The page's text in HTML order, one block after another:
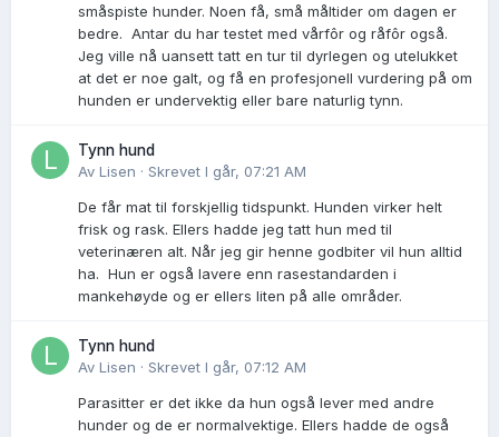
småspiste hunder. Noen få, små måltider om dagen er
bedre. Antar du har testet med vårfôr og råfôr også.
Jeg ville nå uansett tatt en tur til dyrlegen og utelukket
at det er noe galt, og få en profesjonell vurdering på om
hunden er undervektig eller bare naturlig tynn.
Tynn hund
Av Lisen · Skrevet I går, 07:21 AM
De får mat til forskjellig tidspunkt. Hunden virker helt
frisk og rask. Ellers hadde jeg tatt hun med til
veterinæren alt. Når jeg gir henne godbiter vil hun alltid
ha. Hun er også lavere enn rasestandarden i
mankehøyde og er ellers liten på alle områder.
Tynn hund
Av Lisen · Skrevet I går, 07:12 AM
Parasitter er det ikke da hun også lever med andre
hunder og de er normalvektige. Ellers hadde de også